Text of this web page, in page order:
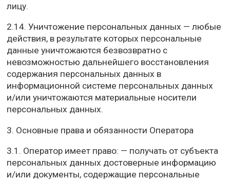
лицу.
2.14. Уничтожение персональных данных — любые
действия, в результате которых персональные
данные уничтожаются безвозвратно с
невозможностью дальнейшего восстановления
содержания персональных данных в
информационной системе персональных данных
и/или уничтожаются материальные носители
персональных данных.
3. Основные права и обязанности Оператора
3.1. Оператор имеет право: — получать от субъекта
персональных данных достоверные информацию
и/или документы, содержащие персональные